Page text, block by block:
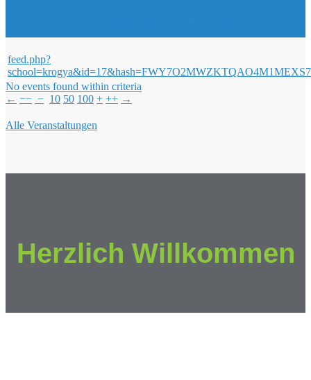
feed.php?
No events found within criteria
← −− − 10 50 100 + ++ →
Alle Veranstaltungen
Herzlich Willkommen